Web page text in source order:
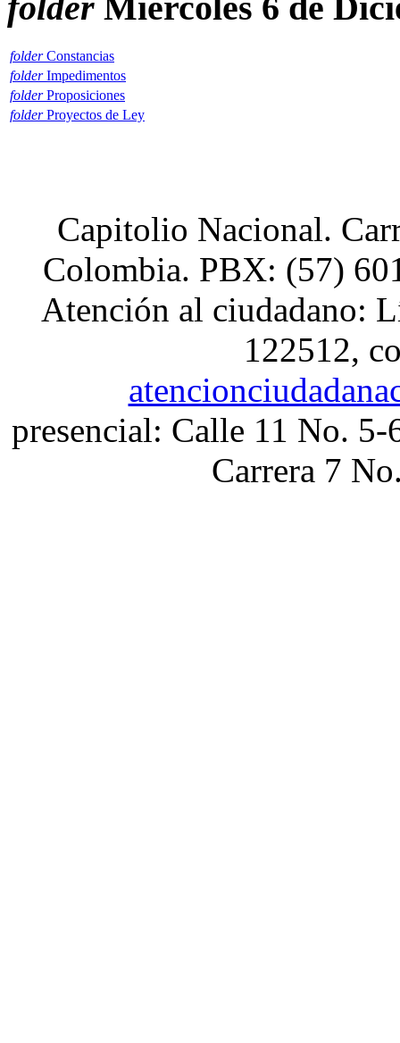
xnxx
Hindi
Videos
Xnxx
folder Constancias
folder Impedimentos
folder Proposiciones
folder Proyectos de Ley
Capitolio Nacional.
Colombia. PBX: (57)
Atención al ciudadano:
122512,
presencial: Calle 11 No.
Carrera 7